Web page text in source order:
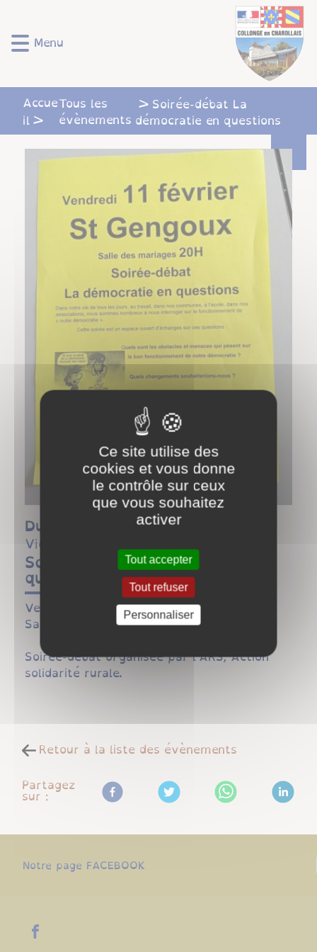
rapide
au
rapide
au
principal
rapide
recherche
rapide
au
de
page
Menu
Accue
il
Tous les
évènements
Soirée-débat La
démocratie en questions
Du 11/02/22 à 20:00 au
vie pratique
Soirée-débat La démocratie en
questions
Vendredi 11 février, salle des mariages à
Saint Gengoux, à 20h.
Soirée-débat organisée par l'ARS, Action
solidarité rurale.
Retour à la liste des évènements
Partagez
sur :
Notre page FACEBOOK
Ce site utilise des
cookies et vous donne
le contrôle sur ceux
que vous souhaitez
activer
Tout accepter
Tout refuser
Personnaliser